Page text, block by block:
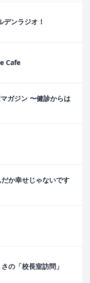
ンラジオ！
Cafe
ガジン 〜健診からは
か幸せじゃないです
の「校長室訪問」